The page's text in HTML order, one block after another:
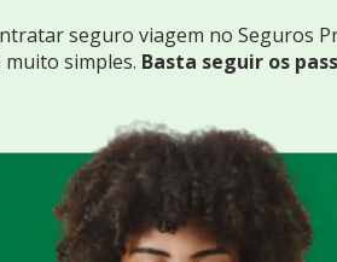
seguro viagem no Seguros
muito simples. Basta seguir os